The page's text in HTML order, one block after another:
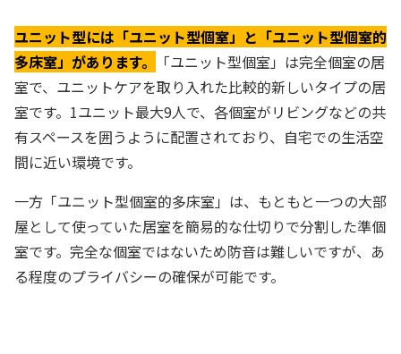
ユニット型には「ユニット型個室」と「ユニット型個室的
多床室」があります。
「ユニット型個室」は完全個室の居
室で、ユニットケアを取り入れた比較的新しいタイプの居
室です。1ユニット最大9人で、各個室がリビングなどの共
有スペースを囲うように配置されており、自宅での生活空
間に近い環境です。
一方「ユニット型個室的多床室」は、もともと一つの大部
屋として使っていた居室を簡易的な仕切りで分割した準個
室です。完全な個室ではないため防音は難しいですが、あ
る程度のプライバシーの確保が可能です。